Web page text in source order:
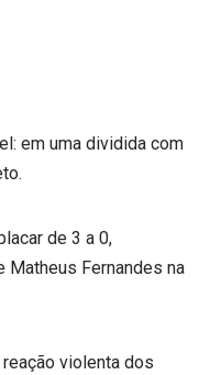
em uma dividida com
de 3 a 0,
Matheus Fernandes na
violenta dos